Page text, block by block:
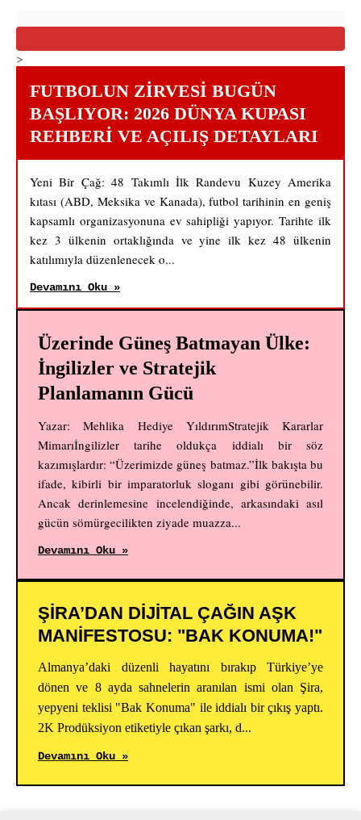
>
FUTBOLUN ZIRVESI BUGÜN
BAŞLIYOR: 2026 DÜNYA KUPASI
REHBERI VE AÇILIŞ DETAYLARI
Yeni Bir Çağ: 48 Takımlı İlk Randevu Kuzey Amerika
kıtası (ABD, Meksika ve Kanada), futbol tarihinin en geniş
kapsamlı organizasyonuna ev sahipliği yapıyor. Tarihte ilk
kez 3 ülkenin ortaklığında ve yine ilk kez 48 ülkenin
katılımıyla düzenlenecek o...
Devamını Oku »
Üzerinde Güneş Batmayan Ülke:
İngilizler ve Stratejik
Planlamanın Gücü
Yazar: Mehlika Hediye YıldırımStratejik Kararlar
Mimarıİngilizler tarihe oldukça iddialı bir söz
kazımışlardır: “Üzerimizde güneş batmaz.”İlk bakışta bu
ifade, kibirli bir imparatorluk sloganı gibi görünebilir.
Ancak derinlemesine incelendiğinde, arkasındaki asıl
gücün sömürgecilikten ziyade muazza...
Devamını Oku »
ŞİRA’DAN DİJİTAL ÇAĞIN AŞK
MANİFESTOSU: "BAK KONUMA!"
Almanya’daki düzenli hayatını bırakıp Türkiye’ye
dönen ve 8 ayda sahnelerin aranılan ismi olan Şira,
yepyeni teklisi "Bak Konuma" ile iddialı bir çıkış yaptı.
2K Prodüksiyon etiketiyle çıkan şarkı, d...
Devamını Oku »